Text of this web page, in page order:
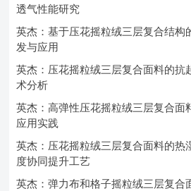
透气性能研究
英杰：基于压花摇粒绒三层复合结构
发与应用
英杰：压花摇粒绒三层复合面料的抗
术分析
英杰：高弹性压花摇粒绒三层复合面
应用实践
英杰：压花摇粒绒三层复合面料的热
度协同提升工艺
英杰：弹力布和格子摇粒绒三层复合